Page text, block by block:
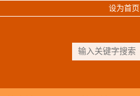
设为首页